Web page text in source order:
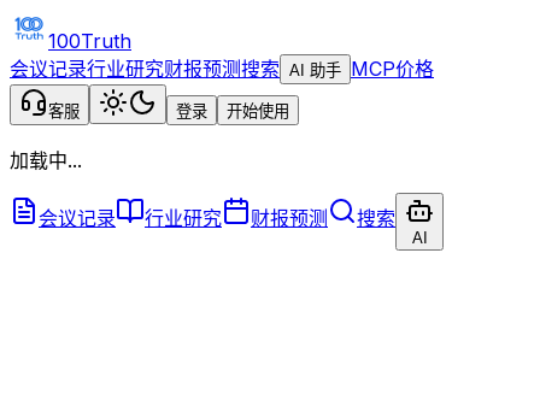
100Truth
会议记录行业研究财报预测搜索 AI 助手 MCP价格
客服 登录 开始使用
加载中...
会议记录 行业研究 财报预测 搜索
AI